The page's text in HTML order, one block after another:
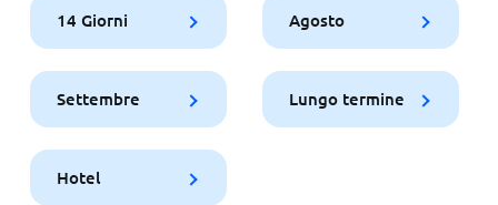
14 Giorni Agosto
Settembre Lungo termine
Hotel